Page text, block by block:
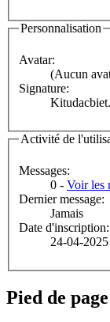
Personnalisation
Avatar:
(Aucun
Signature:
Activité de
Messages:
0 - Voir les
Dernier message:
Jamais
Date d'inscription:
24-04-2025
Pied de